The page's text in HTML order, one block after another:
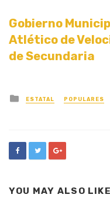
Gobierno
Atlético de
de Secundaria
Posted
in
ESTATAL POPULARES
YOU MAY ALSO LIKE